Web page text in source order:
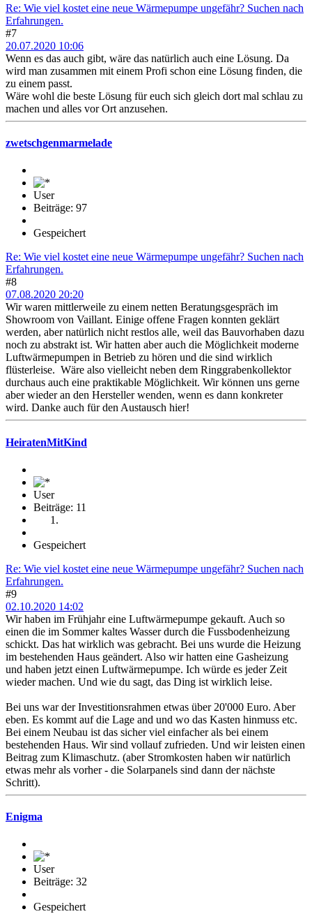
Re: Wie viel kostet eine neue Wärmepumpe ungefähr? Suchen nach
Erfahrungen.
#7
20.07.2020 10:06
Wenn es das auch gibt, wäre das natürlich auch eine Lösung. Da
wird man zusammen mit einem Profi schon eine Lösung finden, die
zu einem passt.
Wäre wohl die beste Lösung für euch sich gleich dort mal schlau zu
machen und alles vor Ort anzusehen.
zwetschgenmarmelade
User
Beiträge: 97
Gespeichert
Re: Wie viel kostet eine neue Wärmepumpe ungefähr? Suchen nach
Erfahrungen.
#8
07.08.2020 20:20
Wir waren mittlerweile zu einem netten Beratungsgespräch im
Showroom von Vaillant. Einige offene Fragen konnten geklärt
werden, aber natürlich nicht restlos alle, weil das Bauvorhaben dazu
noch zu abstrakt ist. Wir hatten aber auch die Möglichkeit moderne
Luftwärmepumpen in Betrieb zu hören und die sind wirklich
flüsterleise. Wäre also vielleicht neben dem Ringgrabenkollektor
durchaus auch eine praktikable Möglichkeit. Wir können uns gerne
aber wieder an den Hersteller wenden, wenn es dann konkreter
wird. Danke auch für den Austausch hier!
HeiratenMitKind
User
Beiträge: 11
Gespeichert
Re: Wie viel kostet eine neue Wärmepumpe ungefähr? Suchen nach
Erfahrungen.
#9
02.10.2020 14:02
Wir haben im Frühjahr eine Luftwärmepumpe gekauft. Auch so
einen die im Sommer kaltes Wasser durch die Fussbodenheizung
schickt. Das hat wirklich was gebracht. Bei uns wurde die Heizung
im bestehenden Haus geändert. Also wir hatten eine Gasheizung
und haben jetzt einen Luftwärmepumpe. Ich würde es jeder Zeit
wieder machen. Und wie du sagt, das Ding ist wirklich leise.
Bei uns war der Investitionsrahmen etwas über 20'000 Euro. Aber
eben. Es kommt auf die Lage and und wo das Kasten hinmuss etc.
Bei einem Neubau ist das sicher viel einfacher als bei einem
bestehenden Haus. Wir sind vollauf zufrieden. Und wir leisten einen
Beitrag zum Klimaschutz. (aber Stromkosten haben wir natürlich
etwas mehr als vorher - die Solarpanels sind dann der nächste
Schritt).
Enigma
User
Beiträge: 32
Gespeichert